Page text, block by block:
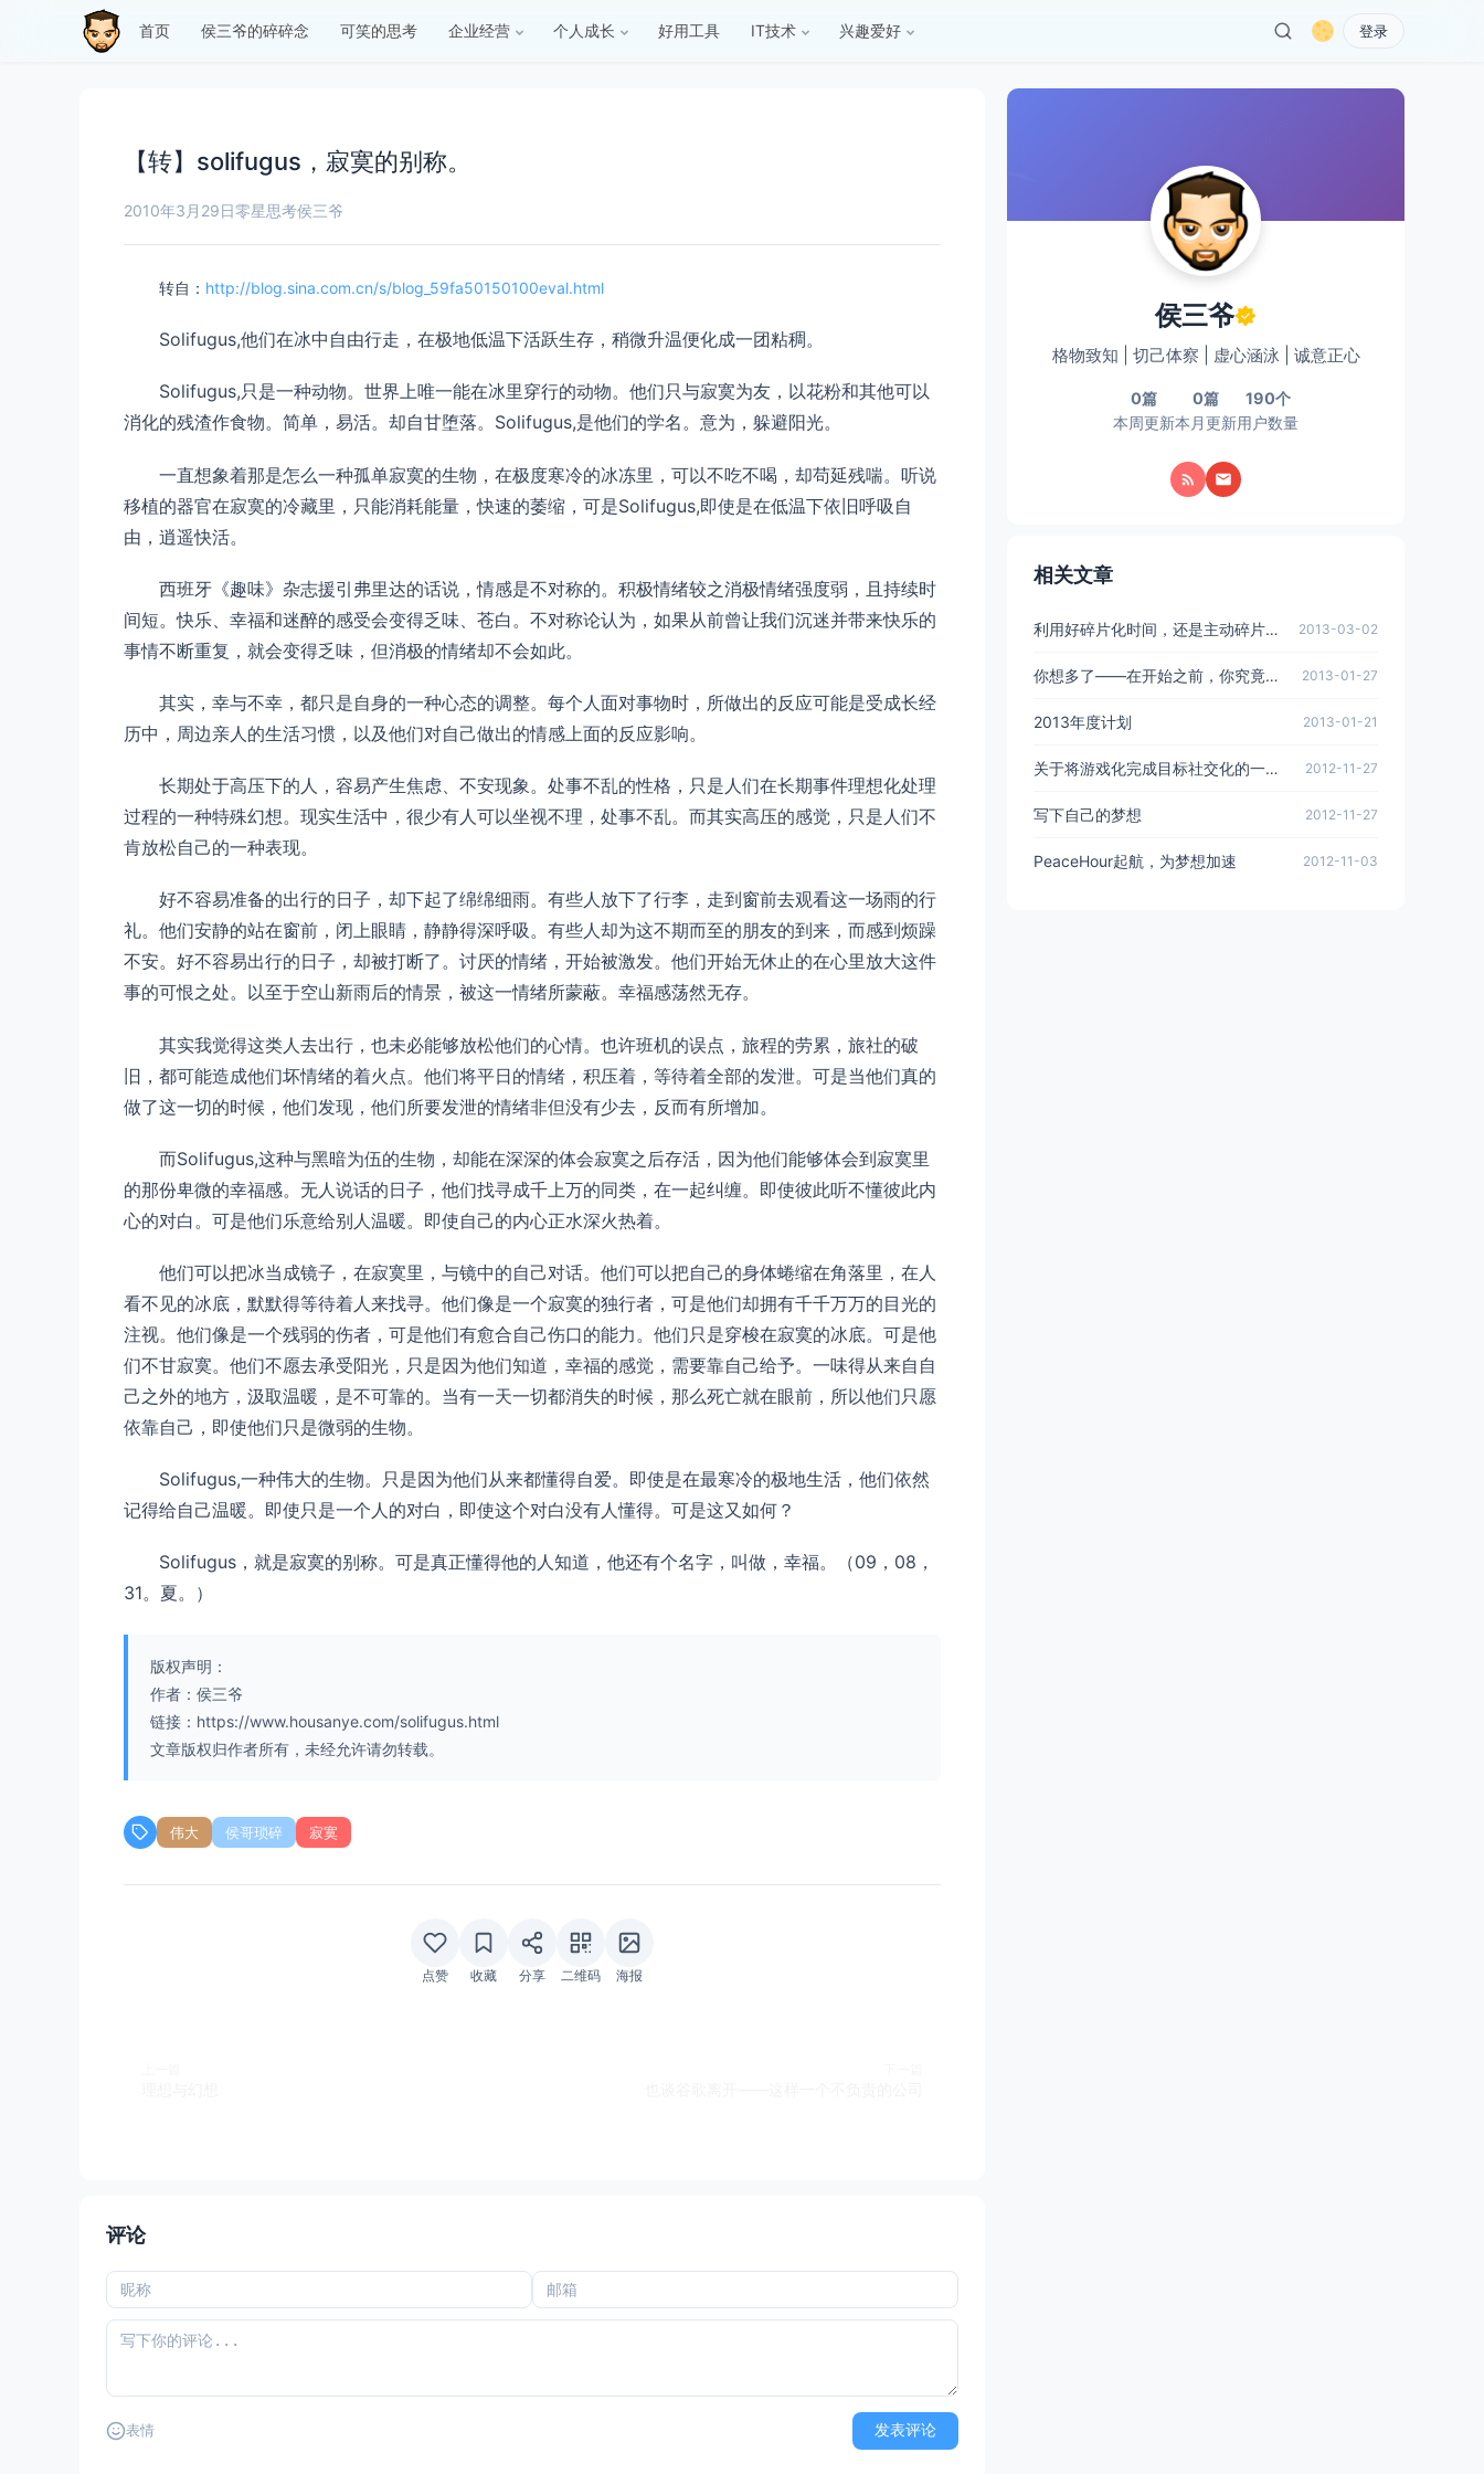
首页 侯三爷的碎碎念 可笑的思考 企业经营 个人成长 好用工具 IT技术 兴趣爱好 登录
【转】solifugus，寂寞的别称。
2010年3月29日零星思考侯三爷
转自： http://blog.sina.com.cn/s/blog_59fa50150100eval.html
Solifugus,他们在冰中自由行走，在极地低温下活跃生存，稍微升温便化成一团粘稠。
Solifugus,只是一种动物。世界上唯一能在冰里穿行的动物。他们只与寂寞为友，以花粉和其他可以
消化的残渣作食物。简单，易活。却自甘堕落。Solifugus,是他们的学名。意为，躲避阳光。
一直想象着那是怎么一种孤单寂寞的生物，在极度寒冷的冰冻里，可以不吃不喝，却苟延残喘。听说
移植的器官在寂寞的冷藏里，只能消耗能量，快速的萎缩，可是Solifugus,即使是在低温下依旧呼吸自
由，逍遥快活。
西班牙《趣味》杂志援引弗里达的话说，情感是不对称的。积极情绪较之消极情绪强度弱，且持续时
间短。快乐、幸福和迷醉的感受会变得乏味、苍白。不对称论认为，如果从前曾让我们沉迷并带来快乐的
事情不断重复，就会变得乏味，但消极的情绪却不会如此。
其实，幸与不幸，都只是自身的一种心态的调整。每个人面对事物时，所做出的反应可能是受成长经
历中，周边亲人的生活习惯，以及他们对自己做出的情感上面的反应影响。
长期处于高压下的人，容易产生焦虑、不安现象。处事不乱的性格，只是人们在长期事件理想化处理
过程的一种特殊幻想。现实生活中，很少有人可以坐视不理，处事不乱。而其实高压的感觉，只是人们不
肯放松自己的一种表现。
好不容易准备的出行的日子，却下起了绵绵细雨。有些人放下了行李，走到窗前去观看这一场雨的行
礼。他们安静的站在窗前，闭上眼睛，静静得深呼吸。有些人却为这不期而至的朋友的到来，而感到烦躁
不安。好不容易出行的日子，却被打断了。讨厌的情绪，开始被激发。他们开始无休止的在心里放大这件
事的可恨之处。以至于空山新雨后的情景，被这一情绪所蒙蔽。幸福感荡然无存。
其实我觉得这类人去出行，也未必能够放松他们的心情。也许班机的误点，旅程的劳累，旅社的破
旧，都可能造成他们坏情绪的着火点。他们将平日的情绪，积压着，等待着全部的发泄。可是当他们真的
做了这一切的时候，他们发现，他们所要发泄的情绪非但没有少去，反而有所增加。
而Solifugus,这种与黑暗为伍的生物，却能在深深的体会寂寞之后存活，因为他们能够体会到寂寞里
的那份卑微的幸福感。无人说话的日子，他们找寻成千上万的同类，在一起纠缠。即使彼此听不懂彼此内
心的对白。可是他们乐意给别人温暖。即使自己的内心正水深火热着。
他们可以把冰当成镜子，在寂寞里，与镜中的自己对话。他们可以把自己的身体蜷缩在角落里，在人
看不见的冰底，默默得等待着人来找寻。他们像是一个寂寞的独行者，可是他们却拥有千千万万的目光的
注视。他们像是一个残弱的伤者，可是他们有愈合自己伤口的能力。他们只是穿梭在寂寞的冰底。可是他
们不甘寂寞。他们不愿去承受阳光，只是因为他们知道，幸福的感觉，需要靠自己给予。一味得从来自自
己之外的地方，汲取温暖，是不可靠的。当有一天一切都消失的时候，那么死亡就在眼前，所以他们只愿
依靠自己，即使他们只是微弱的生物。
Solifugus,一种伟大的生物。只是因为他们从来都懂得自爱。即使是在最寒冷的极地生活，他们依然
记得给自己温暖。即使只是一个人的对白，即使这个对白没有人懂得。可是这又如何？
Solifugus，就是寂寞的别称。可是真正懂得他的人知道，他还有个名字，叫做，幸福。（09，08，
31。夏。）
版权声明：
作者：侯三爷
链接：https://www.housanye.com/solifugus.html
文章版权归作者所有，未经允许请勿转载。
伟大 侯哥琐碎 寂寞
点赞 收藏 分享 二维码 海报
评论
表情 发表评论
侯三爷
格物致知 | 切己体察 | 虚心涵泳 | 诚意正心
0篇
本周更新
0篇
本月更新
190个
用户数量
相关文章
利用好碎片化时间，还是主动碎片化？ 2013-03-02
你想多了——在开始之前，你究竟要想多少？ 2013-01-27
2013年度计划 2013-01-21
关于将游戏化完成目标社交化的一些想法 2012-11-27
写下自己的梦想 2012-11-27
PeaceHour起航，为梦想加速 2012-11-03